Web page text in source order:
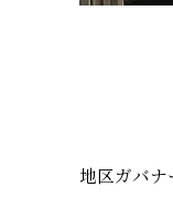
地区ガバナ